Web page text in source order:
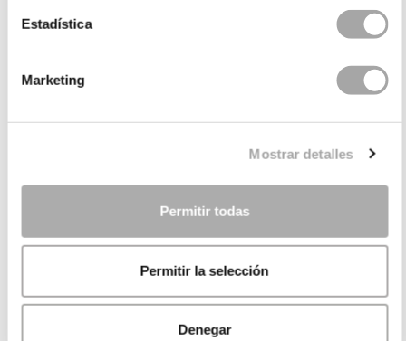
Estadística
Marketing
Mostrar detalles
Permitir todas
Permitir la selección
Denegar